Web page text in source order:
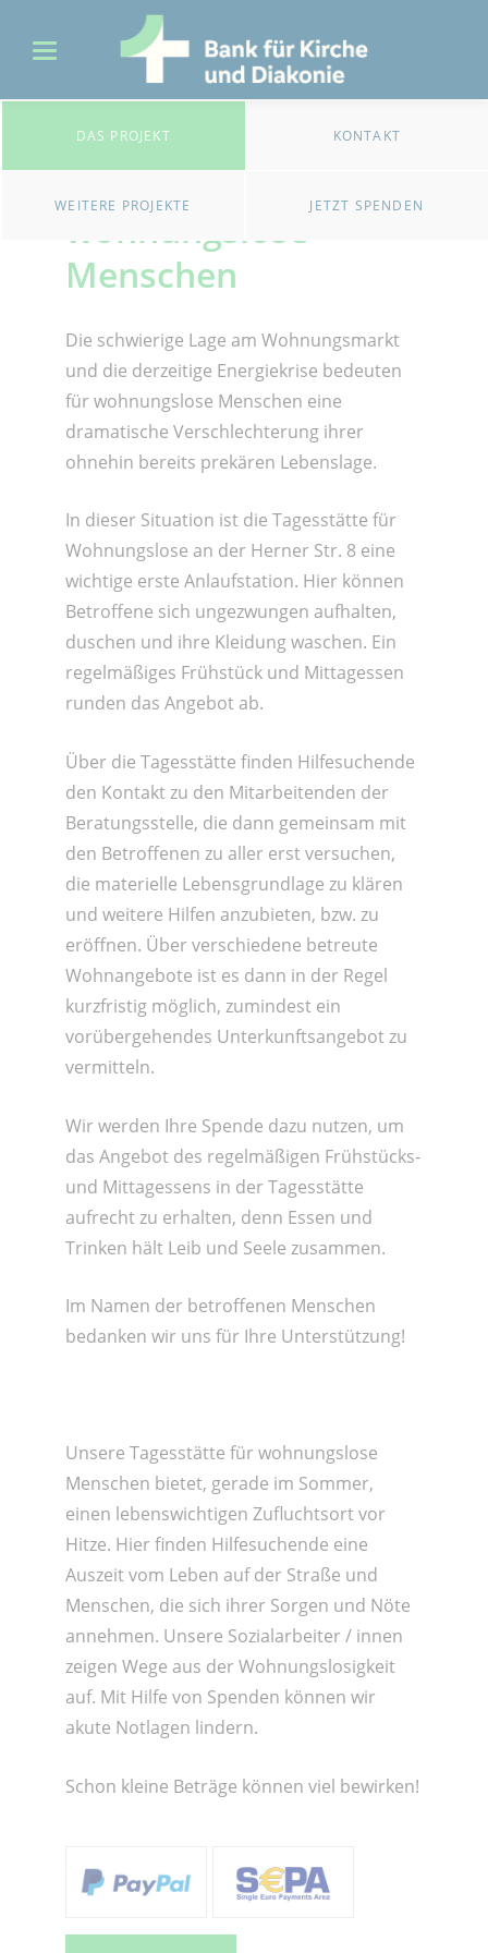
DAS PROJEKT KONTAKT
WEITERE PROJEKTE JETZT SPENDEN
Tagesaufenthalt für
wohnungslose
Menschen
Die schwierige Lage am Wohnungsmarkt
und die derzeitige Energiekrise bedeuten
für wohnungslose Menschen eine
dramatische Verschlechterung ihrer
ohnehin bereits prekären Lebenslage.
In dieser Situation ist die Tagesstätte für
Wohnungslose an der Herner Str. 8 eine
wichtige erste Anlaufstation. Hier können
Betroffene sich ungezwungen aufhalten,
duschen und ihre Kleidung waschen. Ein
regelmäßiges Frühstück und Mittagessen
runden das Angebot ab.
Über die Tagesstätte finden Hilfesuchende
den Kontakt zu den Mitarbeitenden der
Beratungsstelle, die dann gemeinsam mit
den Betroffenen zu aller erst versuchen,
die materielle Lebensgrundlage zu klären
und weitere Hilfen anzubieten, bzw. zu
eröffnen. Über verschiedene betreute
Wohnangebote ist es dann in der Regel
kurzfristig möglich, zumindest ein
vorübergehendes Unterkunftsangebot zu
vermitteln.
Wir werden Ihre Spende dazu nutzen, um
das Angebot des regelmäßigen Frühstücks-
und Mittagessens in der Tagesstätte
aufrecht zu erhalten, denn Essen und
Trinken hält Leib und Seele zusammen.
Im Namen der betroffenen Menschen
bedanken wir uns für Ihre Unterstützung!
Unsere Tagesstätte für wohnungslose
Menschen bietet, gerade im Sommer,
einen lebenswichtigen Zufluchtsort vor
Hitze. Hier finden Hilfesuchende eine
Auszeit vom Leben auf der Straße und
Menschen, die sich ihrer Sorgen und Nöte
annehmen. Unsere Sozialarbeiter / innen
zeigen Wege aus der Wohnungslosigkeit
auf. Mit Hilfe von Spenden können wir
akute Notlagen lindern.
Schon kleine Beträge können viel bewirken!